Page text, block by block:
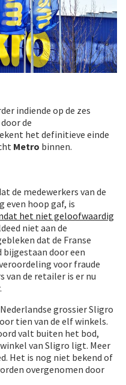
indiende op de zes
de
het definitieve einde
Metro binnen.
de medewerkers van de
even hoop gaf, is
het niet geloofwaardig
niet aan de
dat de Franse
door een
voor fraude
van de retailer is er nu
grossier Sligro
tien van de elf winkels.
valt buiten het bod,
van Sligro ligt. Meer
Het is nog niet bekend of
overgenomen door